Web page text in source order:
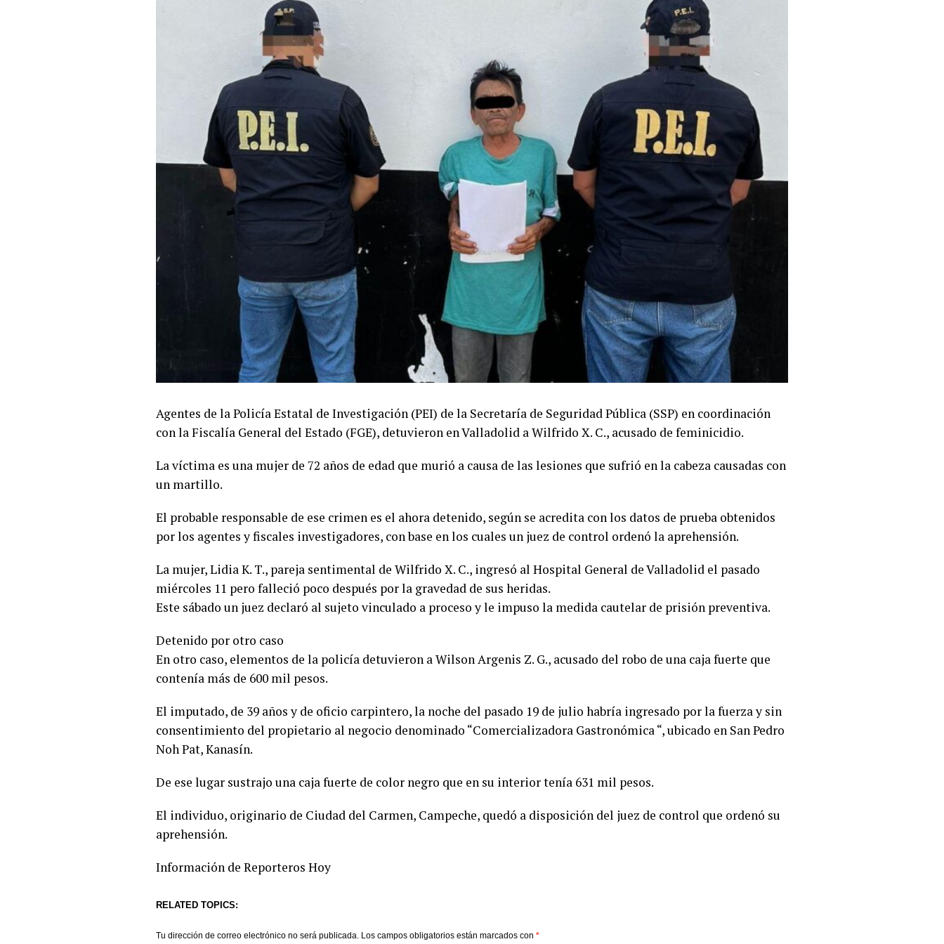
Agentes de la Policía Estatal de Investigación (PEI) de la Secretaría de Seguridad Pública (SSP) en coordinación
con la Fiscalía General del Estado (FGE), detuvieron en Valladolid a Wilfrido X. C., acusado de feminicidio.
La víctima es una mujer de 72 años de edad que murió a causa de las lesiones que sufrió en la cabeza causadas con
un martillo.
El probable responsable de ese crimen es el ahora detenido, según se acredita con los datos de prueba obtenidos
por los agentes y fiscales investigadores, con base en los cuales un juez de control ordenó la aprehensión.
La mujer, Lidia K. T., pareja sentimental de Wilfrido X. C., ingresó al Hospital General de Valladolid el pasado
miércoles 11 pero falleció poco después por la gravedad de sus heridas.
Este sábado un juez declaró al sujeto vinculado a proceso y le impuso la medida cautelar de prisión preventiva.
Detenido por otro caso
En otro caso, elementos de la policía detuvieron a Wilson Argenis Z. G., acusado del robo de una caja fuerte que
contenía más de 600 mil pesos.
El imputado, de 39 años y de oficio carpintero, la noche del pasado 19 de julio habría ingresado por la fuerza y sin
consentimiento del propietario al negocio denominado “Comercializadora Gastronómica “, ubicado en San Pedro
Noh Pat, Kanasín.
De ese lugar sustrajo una caja fuerte de color negro que en su interior tenía 631 mil pesos.
El individuo, originario de Ciudad del Carmen, Campeche, quedó a disposición del juez de control que ordenó su
aprehensión.
Información de Reporteros Hoy
RELATED TOPICS:
Tu dirección de correo electrónico no será publicada. Los campos obligatorios están marcados con *